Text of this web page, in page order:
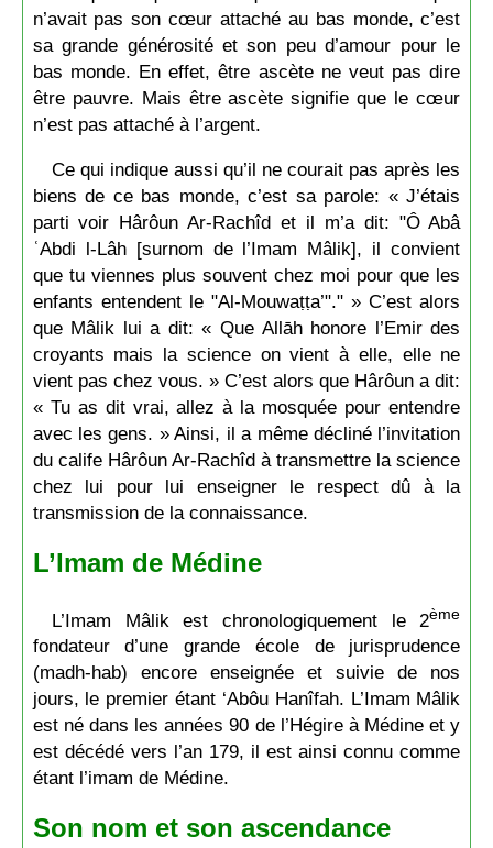
n’avait pas son cœur attaché au bas monde, c’est
sa grande générosité et son peu d’amour pour le
bas monde. En effet, être ascète ne veut pas dire
être pauvre. Mais être ascète signifie que le cœur
n’est pas attaché à l’argent.
Ce qui indique aussi qu’il ne courait pas après les
biens de ce bas monde, c’est sa parole: « J’étais
parti voir Hârôun Ar-Rachîd et il m’a dit: "Ô Abâ
ʿAbdi l-Lâh [surnom de l’Imam Mâlik], il convient
que tu viennes plus souvent chez moi pour que les
enfants entendent le "Al-Mouwaṭṭa’"." » C’est alors
que Mâlik lui a dit: « Que Allāh honore l’Emir des
croyants mais la science on vient à elle, elle ne
vient pas chez vous. » C’est alors que Hârôun a dit:
« Tu as dit vrai, allez à la mosquée pour entendre
avec les gens. » Ainsi, il a même décliné l’invitation
du calife Hârôun Ar-Rachîd à transmettre la science
chez lui pour lui enseigner le respect dû à la
transmission de la connaissance.
L’Imam de Médine
L’Imam Mâlik est chronologiquement le 2ème
fondateur d’une grande école de jurisprudence
(madh-hab) encore enseignée et suivie de nos
jours, le premier étant ‘Abôu Hanîfah. L’Imam Mâlik
est né dans les années 90 de l’Hégire à Médine et y
est décédé vers l’an 179, il est ainsi connu comme
étant l’imam de Médine.
Son nom et son ascendance